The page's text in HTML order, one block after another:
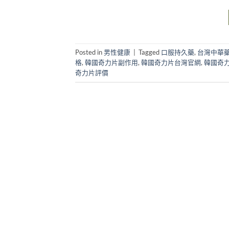
Posted in 男性健康 Tagged 口服持久藥, 台灣中華
格, 韓國奇力片副作用, 韓國奇力片台灣官網, 韓國奇
奇力片評價